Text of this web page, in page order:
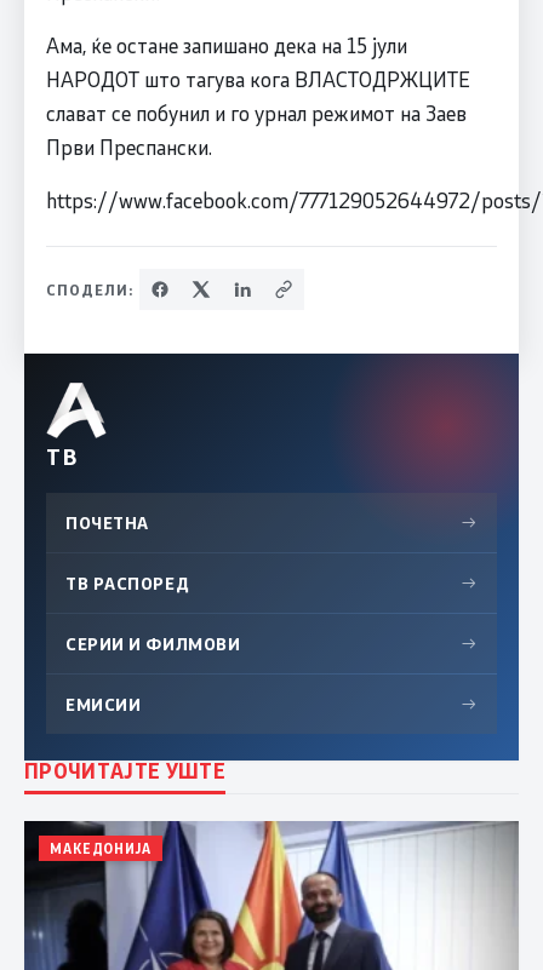
Ама, ќе остане запишано дека на 15 јули
НАРОДОТ што тагува кога ВЛАСТОДРЖЦИТЕ
слават се побунил и го урнал режимот на Заев
Први Преспански.
https://www.facebook.com/777129052644972/
СПОДЕЛИ:
ТВ
ПОЧЕТНА →
ТВ РАСПОРЕД →
СЕРИИ И ФИЛМОВИ →
ЕМИСИИ →
ПРОЧИТАЈТЕ УШТЕ
МАКЕДОНИЈА